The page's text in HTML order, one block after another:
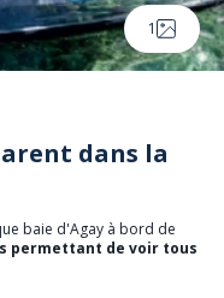
1
dans la
baie d'Agay à bord de
permettant de voir tous